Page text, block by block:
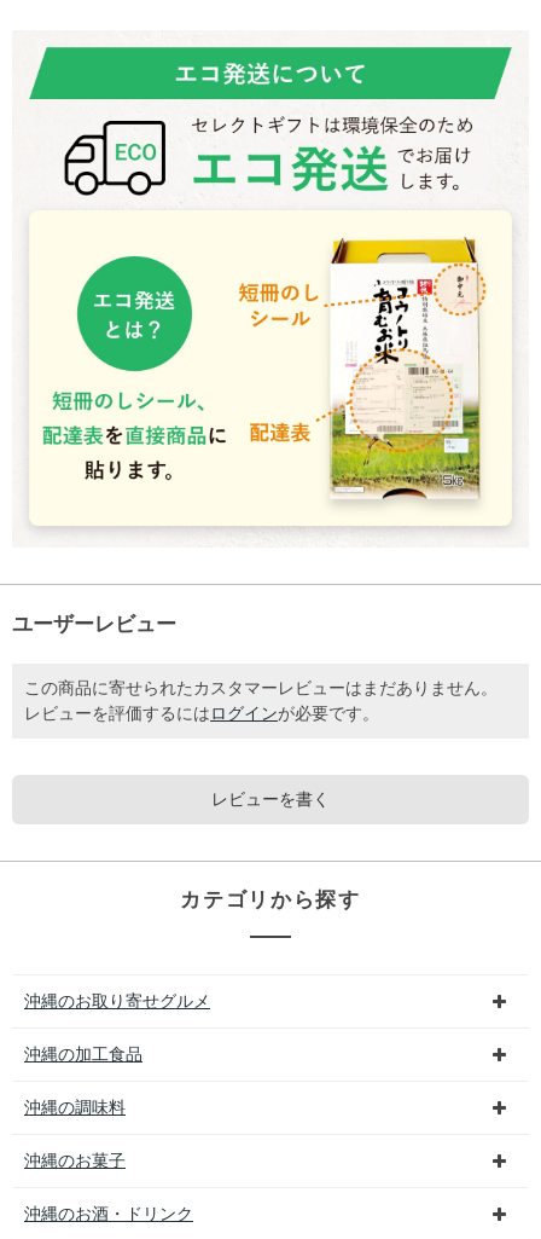
ユーザーレビュー
この商品に寄せられたカスタマーレビューはまだありません。
レビューを評価するには ログインが必要です。
レビューを書く
カテゴリから探す
沖縄のお取り寄せグルメ
沖縄の加工食品
沖縄の調味料
沖縄のお菓子
沖縄のお酒・ドリンク